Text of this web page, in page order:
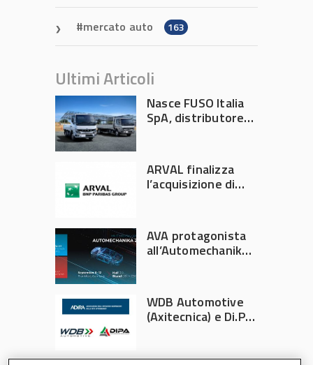
mercato auto 163
Ultimi Articoli
Nasce FUSO Italia
SpA, distributore
ARVAL finalizza
l’acquisizione di
AVA protagonista
all’Automechanika
WDB Automotive
(Axitecnica) e Di.Pa.